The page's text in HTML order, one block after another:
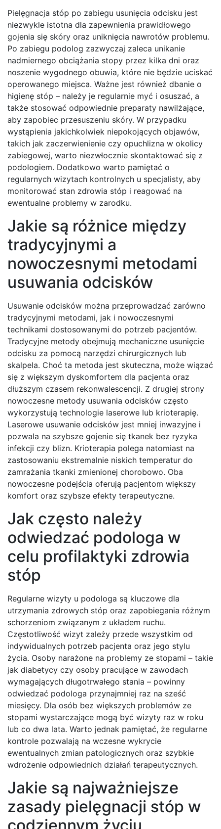
Pielęgnacja stóp po zabiegu usunięcia odcisku jest
niezwykle istotna dla zapewnienia prawidłowego
gojenia się skóry oraz uniknięcia nawrotów problemu.
Po zabiegu podolog zazwyczaj zaleca unikanie
nadmiernego obciążania stopy przez kilka dni oraz
noszenie wygodnego obuwia, które nie będzie uciskać
operowanego miejsca. Ważne jest również dbanie o
higienę stóp – należy je regularnie myć i osuszać, a
także stosować odpowiednie preparaty nawilżające,
aby zapobiec przesuszeniu skóry. W przypadku
wystąpienia jakichkolwiek niepokojących objawów,
takich jak zaczerwienienie czy opuchlizna w okolicy
zabiegowej, warto niezwłocznie skontaktować się z
podologiem. Dodatkowo warto pamiętać o
regularnych wizytach kontrolnych u specjalisty, aby
monitorować stan zdrowia stóp i reagować na
ewentualne problemy w zarodku.
Jakie są różnice między
tradycyjnymi a
nowoczesnymi metodami
usuwania odcisków
Usuwanie odcisków można przeprowadzać zarówno
tradycyjnymi metodami, jak i nowoczesnymi
technikami dostosowanymi do potrzeb pacjentów.
Tradycyjne metody obejmują mechaniczne usunięcie
odcisku za pomocą narzędzi chirurgicznych lub
skalpela. Choć ta metoda jest skuteczna, może wiązać
się z większym dyskomfortem dla pacjenta oraz
dłuższym czasem rekonwalescencji. Z drugiej strony
nowoczesne metody usuwania odcisków często
wykorzystują technologie laserowe lub krioterapię.
Laserowe usuwanie odcisków jest mniej inwazyjne i
pozwala na szybsze gojenie się tkanek bez ryzyka
infekcji czy blizn. Krioterapia polega natomiast na
zastosowaniu ekstremalnie niskich temperatur do
zamrażania tkanki zmienionej chorobowo. Oba
nowoczesne podejścia oferują pacjentom większy
komfort oraz szybsze efekty terapeutyczne.
Jak często należy
odwiedzać podologa w
celu profilaktyki zdrowia
stóp
Regularne wizyty u podologa są kluczowe dla
utrzymania zdrowych stóp oraz zapobiegania różnym
schorzeniom związanym z układem ruchu.
Częstotliwość wizyt zależy przede wszystkim od
indywidualnych potrzeb pacjenta oraz jego stylu
życia. Osoby narażone na problemy ze stopami – takie
jak diabetycy czy osoby pracujące w zawodach
wymagających długotrwałego stania – powinny
odwiedzać podologa przynajmniej raz na sześć
miesięcy. Dla osób bez większych problemów ze
stopami wystarczające mogą być wizyty raz w roku
lub co dwa lata. Warto jednak pamiętać, że regularne
kontrole pozwalają na wczesne wykrycie
ewentualnych zmian patologicznych oraz szybkie
wdrożenie odpowiednich działań terapeutycznych.
Jakie są najważniejsze
zasady pielęgnacji stóp w